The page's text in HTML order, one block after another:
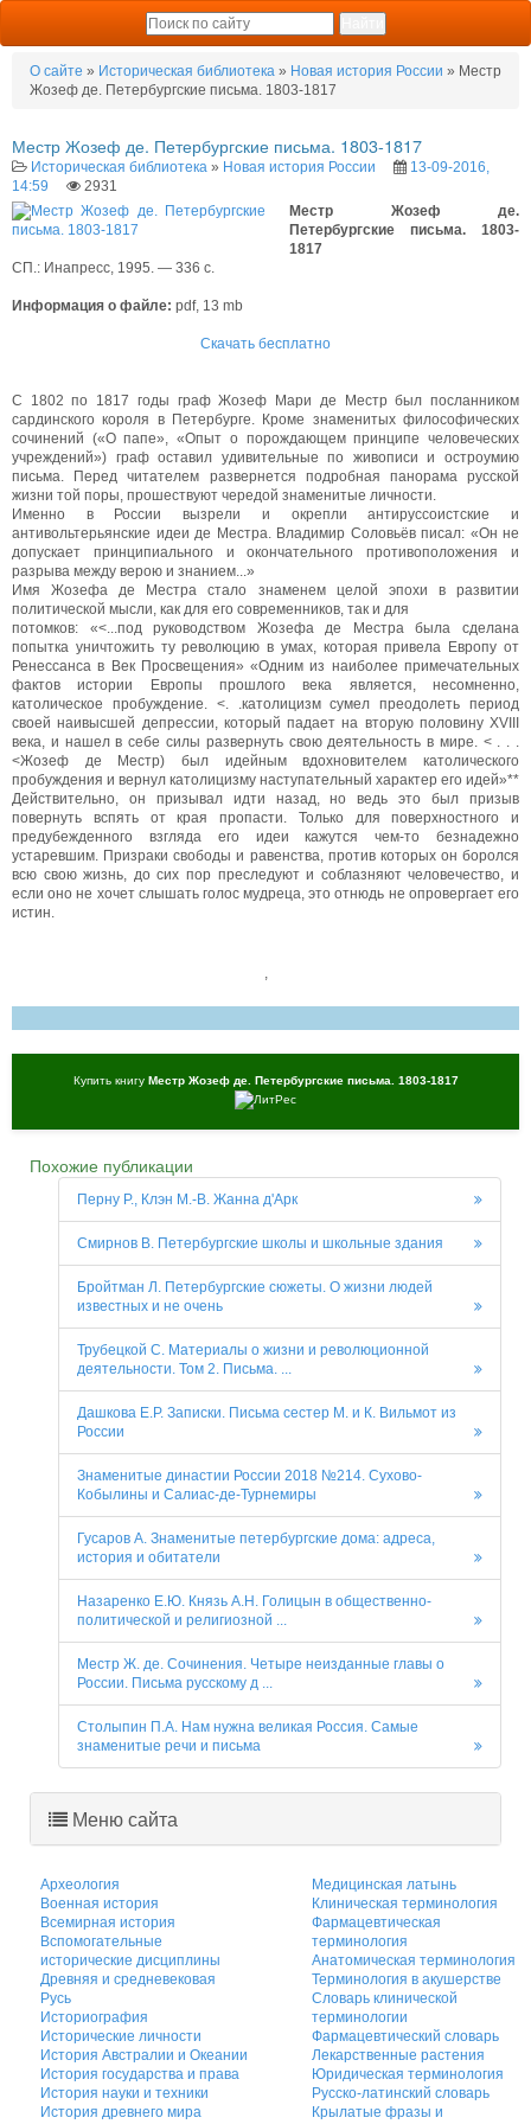
О сайте » Историческая библиотека » Новая история России » Местр
Жозеф де. Петербургские письма. 1803-1817
Местр Жозеф де. Петербургские письма. 1803-1817
Историческая библиотека » Новая история России
13-09-2016,
14:59
2931
Местр Жозеф де.
Петербургские письма. 1803-
1817
СП.: Инапресс, 1995. — 336 с.
Информация о файле: pdf, 13 mb
Скачать бесплатно
С 1802 по 1817 годы граф Жозеф Мари де Местр был посланником
сардинского короля в Петербурге. Кроме знаменитых философических
сочинений («О папе», «Опыт о порождающем принципе человеческих
учреждений») граф оставил удивительные по живописи и остроумию
письма. Перед читателем развернется подробная панорама русской
жизни той поры, прошествуют чередой знаменитые личности.
Именно в России вызрели и окрепли антируссоистские и
антивольтерьянские идеи де Местра. Владимир Соловьёв писал: «Он не
допускает принципиального и окончательного противоположения и
разрыва между верою и знанием...»
Имя Жозефа де Местра стало знаменем целой эпохи в развитии
политической мысли, как для его современников, так и для
потомков: «<...под руководством Жозефа де Местра была сделана
попытка уничтожить ту революцию в умах, которая привела Европу от
Ренессанса в Век Просвещения» «Одним из наиболее примечательных
фактов истории Европы прошлого века является, несомненно,
католическое пробуждение. <. .католицизм сумел преодолеть период
своей наивысшей депрессии, который падает на вторую половину XVIII
века, и нашел в себе силы развернуть свою деятельность в мире. < . . .
<Жозеф де Местр) был идейным вдохновителем католического
пробуждения и вернул католицизму наступательный характер его идей»**
Действительно, он призывал идти назад, но ведь это был призыв
повернуть вспять от края пропасти. Только для поверхностного и
предубежденного взгляда его идеи кажутся чем-то безнадежно
устаревшим. Призраки свободы и равенства, против которых он боролся
всю свою жизнь, до сих пор преследуют и соблазняют человечество, и
если оно не хочет слышать голос мудреца, это отнюдь не опровергает его
истин.
,
Купить книгу Местр Жозеф де. Петербургские письма. 1803-1817
Похожие публикации
Перну Р., Клэн М.-В. Жанна д'Арк
Смирнов В. Петербургские школы и школьные здания
Бройтман Л. Петербургские сюжеты. О жизни людей
известных и не очень
Трубецкой С. Материалы о жизни и революционной
деятельности. Том 2. Письма. ...
Дашкова Е.Р. Записки. Письма сестер М. и К. Вильмот из
России
Знаменитые династии России 2018 №214. Сухово-
Кобылины и Салиас-де-Турнемиры
Гусаров А. Знаменитые петербургские дома: адреса,
история и обитатели
Назаренко Е.Ю. Князь А.Н. Голицын в общественно-
политической и религиозной ...
Местр Ж. де. Сочинения. Четыре неизданные главы о
России. Письма русскому д ...
Столыпин П.А. Нам нужна великая Россия. Самые
знаменитые речи и письма
Меню сайта
Археология
Военная история
Всемирная история
Вспомогательные
исторические дисциплины
Древняя и средневековая
Русь
Историография
Исторические личности
История Австралии и Океании
История государства и права
История науки и техники
История древнего мира
Медицинская латынь
Клиническая терминология
Фармацевтическая
терминология
Анатомическая терминология
Терминология в акушерстве
Словарь клинической
терминологии
Фармацевтический словарь
Лекарственные растения
Юридическая терминология
Русско-латинский словарь
Крылатые фразы и